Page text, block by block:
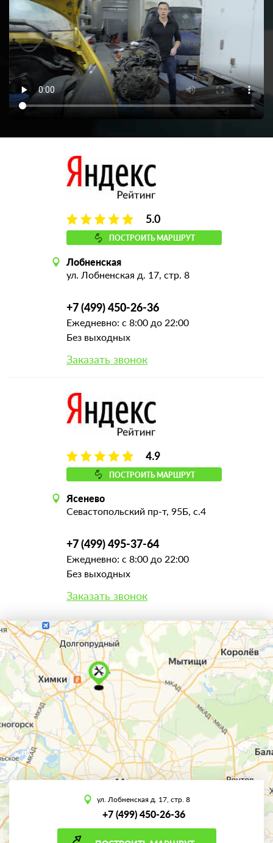
5.0
ПОСТРОИТЬ МАРШРУТ
Лобненская
ул. Лобненская д. 17, стр. 8
+7 (499) 450-26-36
Ежедневно: с 8:00 до 22:00
Без выходных
Заказать звонок
4.9
ПОСТРОИТЬ МАРШРУТ
Ясенево
Севастопольский пр-т, 95Б, с.4
+7 (499) 495-37-64
Ежедневно: с 8:00 до 22:00
Без выходных
Заказать звонок
ул. Лобненская д. 17, стр. 8
+7 (499) 450-26-36